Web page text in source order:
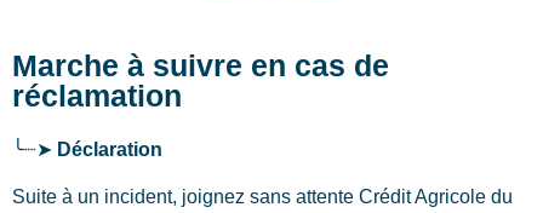
Marche à suivre en cas de
réclamation
╰┈➤ Déclaration
Suite à un incident, joignez sans attente Crédit Agricole du